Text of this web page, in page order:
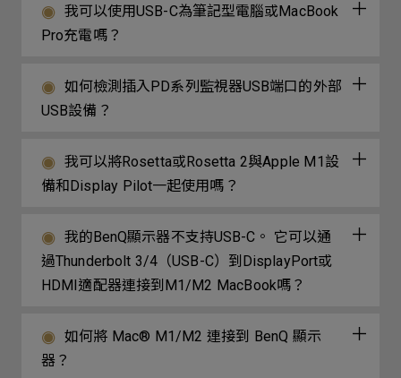
我可以使用USB-C為筆記型電腦或MacBook
Pro充電嗎？
如何檢測插入PD系列監視器USB端口的外部
USB設備？
我可以將Rosetta或Rosetta 2與Apple M1設
備和Display Pilot一起使用嗎？
我的BenQ顯示器不支持USB-C。 它可以通
過Thunderbolt 3/4（USB-C）到DisplayPort或
HDMI適配器連接到M1/M2 MacBook嗎？
如何將 Mac® M1/M2 連接到 BenQ 顯示
器？